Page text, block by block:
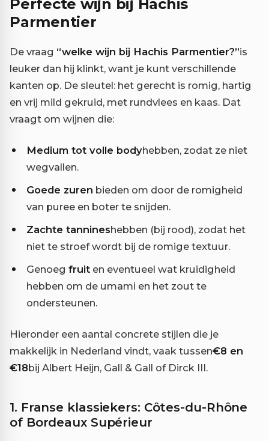
Perfecte wijn bij Hachis
Parmentier
De vraag “welke wijn bij Hachis Parmentier?”is
leuker dan hij klinkt, want je kunt verschillende
kanten op. De sleutel: het gerecht is romig, hartig
en vrij mild gekruid, met rundvlees en kaas. Dat
vraagt om wijnen die:
Medium tot volle bodyhebben, zodat ze niet
wegvallen.
Goede zuren bieden om door de romigheid
van puree en boter te snijden.
Zachte tannineshebben (bij rood), zodat het
niet te stroef wordt bij de romige textuur.
Genoeg fruit en eventueel wat kruidigheid
hebben om de umami en het zout te
ondersteunen.
Hieronder een aantal concrete stijlen die je
makkelijk in Nederland vindt, vaak tussen€8 en
€18bij Albert Heijn, Gall & Gall of Dirck III.
1. Franse klassiekers: Côtes-du-Rhône
of Bordeaux Supérieur